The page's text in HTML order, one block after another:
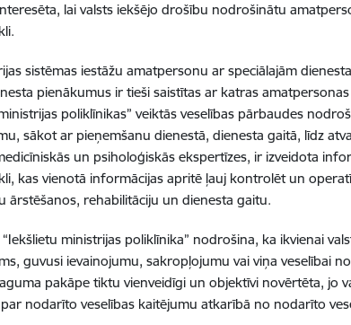
lai valsts iekšējo drošību nodrošinātu
sistēmas iestāžu amatpersonu ar speciālajām
pienākumus ir tieši saistītas ar katras
poliklīnikas” veiktās veselības pārbaudes
sākot ar pieņemšanu dienestā, dienesta gaitā, līdz
un psiholoģiskās ekspertīzes, ir izveidota
kas vienotā informācijas apritē ļauj kontrolēt un
ārstēšanos, rehabilitāciju un dienesta gaitu.
“Iekšlietu ministrijas poliklīnika” nodrošina, ka ikvienai
guvusi ievainojumu, sakropļojumu vai viņa veselībai
pakāpe tiktu vienveidīgi un objektīvi novērtēta, jo
nodarīto veselības kaitējumu atkarībā no nodarīto